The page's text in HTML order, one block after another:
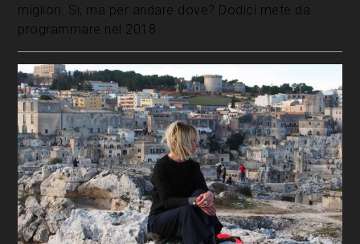
migliori. Si, ma per andare dove? Dodici mete da
programmare nel 2018